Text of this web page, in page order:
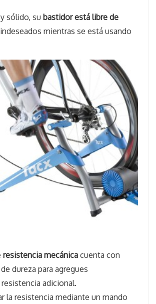
sólido, su bastidor está libre de
indeseados mientras se está usando
resistencia mecánica cuenta con
dureza para agregues
adicional.
la resistencia mediante un mando